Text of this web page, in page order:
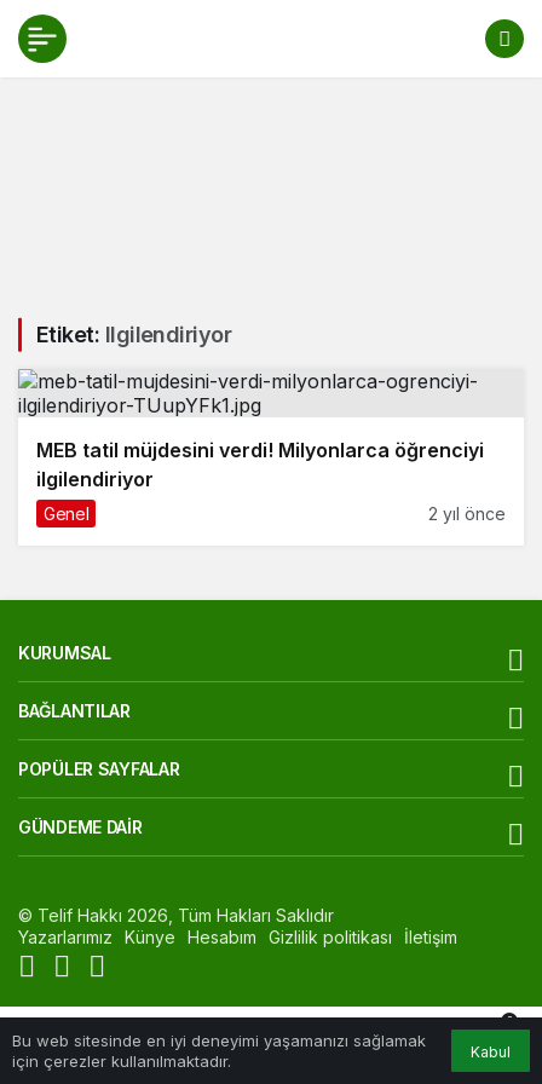
Etiket: Ilgilendiriyor
MEB tatil müjdesini verdi! Milyonlarca öğrenciyi
ilgilendiriyor
Genel 2 yıl önce
Bu web sitesinde en iyi deneyimi yaşamanızı sağlamak
için çerezler kullanılmaktadır.
Kabul
KURUMSAL
BAĞLANTILAR
POPÜLER SAYFALAR
GÜNDEME DAIR
© Telif Hakkı 2026, Tüm Hakları Saklıdır
Yazarlarımız
Künye Hesabım Gizlilik politikası İletişim
Anasayfa Akış Bildirimler
0